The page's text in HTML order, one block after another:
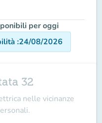
per oggi
:24/08/2026
32
nelle vicinanze